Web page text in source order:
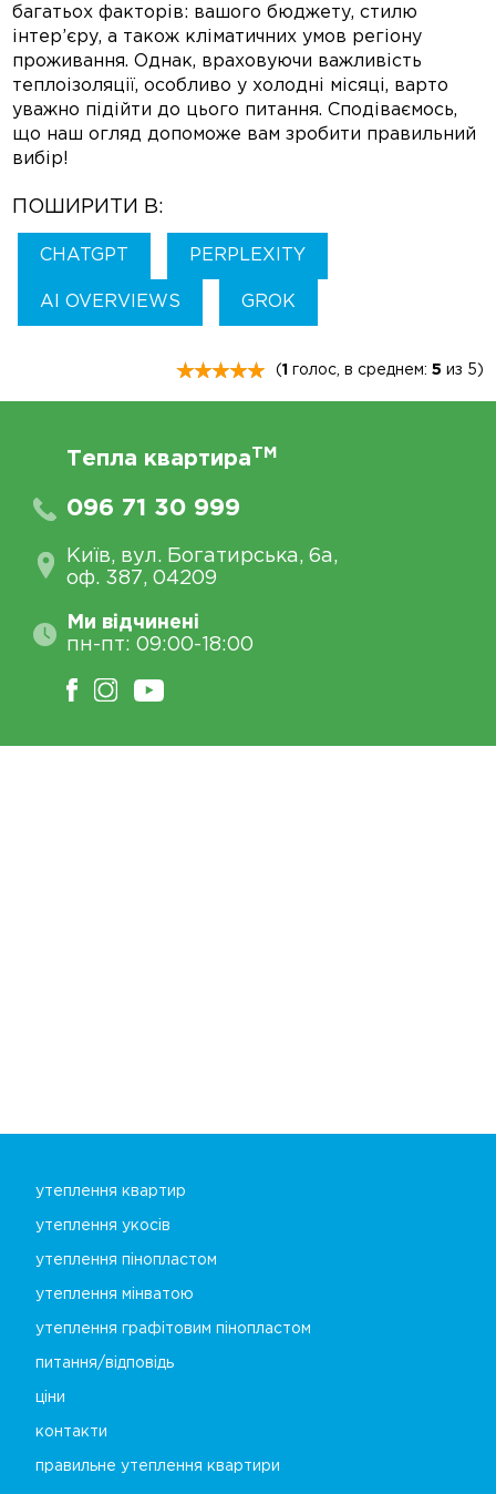
багатьох факторів: вашого бюджету, стилю
інтер’єру, а також кліматичних умов регіону
проживання. Однак, враховуючи важливість
теплоізоляції, особливо у холодні місяці, варто
уважно підійти до цього питання. Сподіваємось,
що наш огляд допоможе вам зробити правильний
вибір!
ПОШИРИТИ В:
CHATGPT PERPLEXITY
AI OVERVIEWS GROK
( 1 голос, в среднем: 5 из 5)
утеплення квартир
утеплення укосів
утеплення пінопластом
утеплення мінватою
утеплення графітовим пінопластом
питання/відповідь
ціни
контакти
правильне утеплення квартири
Тепла квартираTM
096 71 30 999
Київ, вул. Богатирська, 6а,
оф. 387, 04209
Ми відчинені
пн-пт: 09:00-18:00